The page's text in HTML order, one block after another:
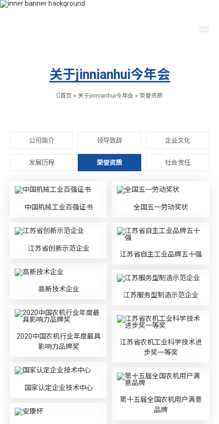
400-115-2288 dfam@ut440.com
关于jinnianhui今年会
首页 » 关于jinnianhui今年会 » 荣誉资质
公司简介 领导致辞 企业文化
发展历程 荣誉资质 社会责任
中国机械工业百强证书 全国五一劳动奖状
江苏省创新示范企业
江苏省自主工业品牌五十强
高新技术企业
江苏服务型制造示范企业
2020中国农机行业年度最具
影响力品牌奖
江苏省农机工业科学技术进
步奖一等奖
国家认定企业技术中心
第十五届全国农机用户满意
品牌